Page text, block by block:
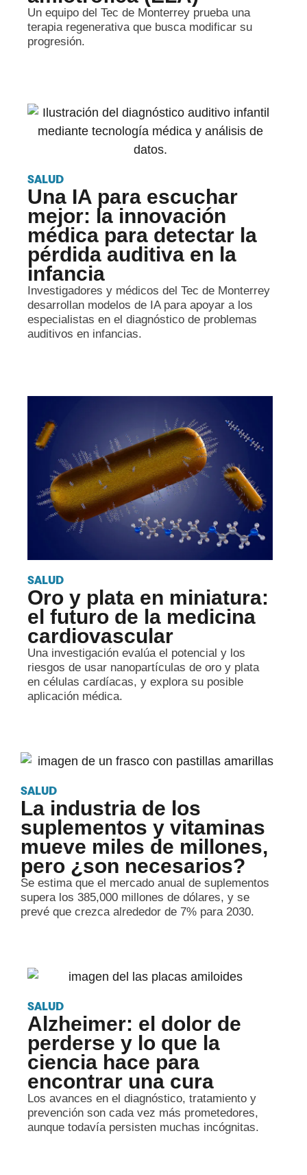
Un equipo del Tec de Monterrey prueba una
terapia regenerativa que busca modificar su
progresión.
SALUD
Una IA para escuchar
mejor: la innovación
médica para detectar la
pérdida auditiva en la
infancia
Investigadores y médicos del Tec de Monterrey
desarrollan modelos de IA para apoyar a los
especialistas en el diagnóstico de problemas
auditivos en infancias.
SALUD
Oro y plata en miniatura:
el futuro de la medicina
cardiovascular
Una investigación evalúa el potencial y los
riesgos de usar nanopartículas de oro y plata
en células cardíacas, y explora su posible
aplicación médica.
SALUD
La industria de los
suplementos y vitaminas
mueve miles de millones,
pero ¿son necesarios?
Se estima que el mercado anual de suplementos
supera los 385,000 millones de dólares, y se
prevé que crezca alrededor de 7% para 2030.
SALUD
Alzheimer: el dolor de
perderse y lo que la
ciencia hace para
encontrar una cura
Los avances en el diagnóstico, tratamiento y
prevención son cada vez más prometedores,
aunque todavía persisten muchas incógnitas.